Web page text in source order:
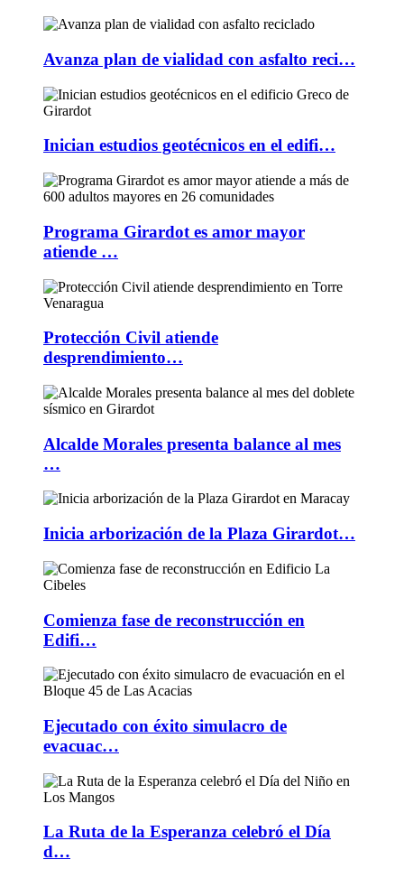
Avanza plan de vialidad con asfalto reci…
Inician estudios geotécnicos en el edifi…
Programa Girardot es amor mayor
atiende …
Protección Civil atiende
desprendimiento…
Alcalde Morales presenta balance al mes
…
Inicia arborización de la Plaza Girardot…
Comienza fase de reconstrucción en
Edifi…
Ejecutado con éxito simulacro de
evacuac…
La Ruta de la Esperanza celebró el Día
d…